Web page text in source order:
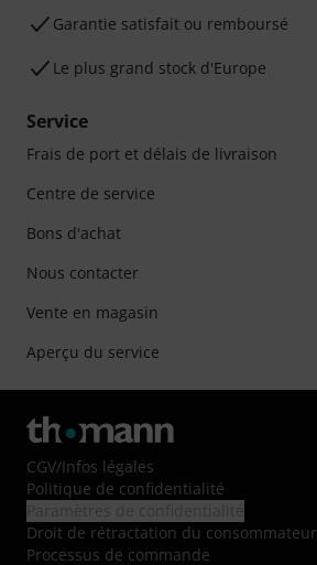
Garantie satisfait ou remboursé
Le plus grand stock d'Europe
Service
Frais de port et délais de livraison
Centre de service
Bons d'achat
Nous contacter
Vente en magasin
Aperçu du service
CGV/Infos légales
Politique de confidentialité
Droit de rétractation du consommateur
Processus de commande